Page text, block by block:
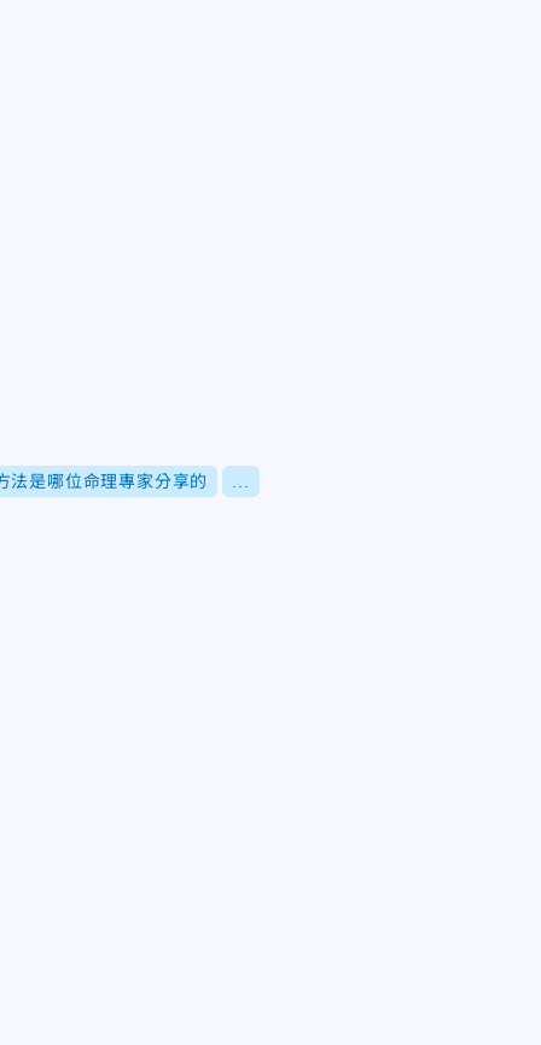
法是哪位命理專家分享的